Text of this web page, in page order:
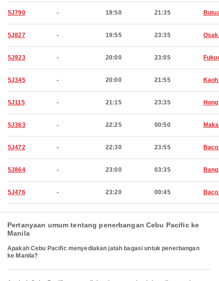
5J790 - 19:50 21:35
5J827 - 19:55 23:35
5J923 - 20:00 23:05
5J345 - 20:00 21:55
5J115 - 21:15 23:35
5J363 - 22:25 00:50
5J472 - 22:30 23:55
5J864 - 23:00 03:35
5J476 - 23:20 00:45
Pertanyaan umum tentang penerbangan Cebu Pacific ke
Manila
Apakah Cebu Pacific menyediakan jatah bagasi untuk penerbangan
ke Manila?